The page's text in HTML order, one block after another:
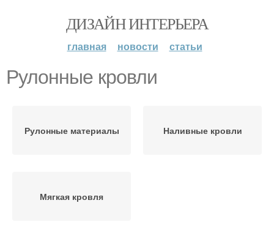
ДИЗАЙН ИНТЕРЬЕРА
главная новости статьи
Рулонные кровли
Рулонные материалы Наливные кровли
Мягкая кровля